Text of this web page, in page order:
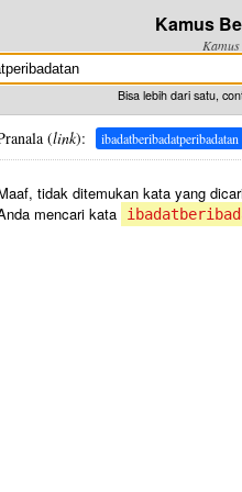
Kamus
Bisa lebih dari satu,
(link): ibadatberibadatperibadatan
tidak ditemukan kata yang
mencari kata